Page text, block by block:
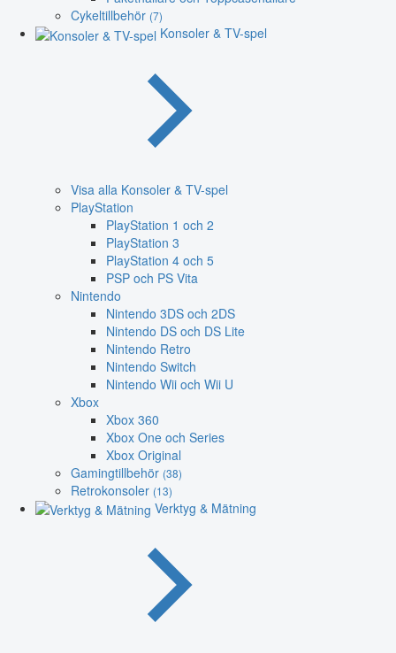
Cykeltillbehör (7)
Konsoler & TV-spel
Visa alla Konsoler & TV-spel
PlayStation
PlayStation 1 och 2
PlayStation 3
PlayStation 4 och 5
PSP och PS Vita
Nintendo
Nintendo 3DS och 2DS
Nintendo DS och DS Lite
Nintendo Retro
Nintendo Switch
Nintendo Wii och Wii U
Xbox
Xbox 360
Xbox One och Series
Xbox Original
Gamingtillbehör (38)
Retrokonsoler (13)
Verktyg & Mätning